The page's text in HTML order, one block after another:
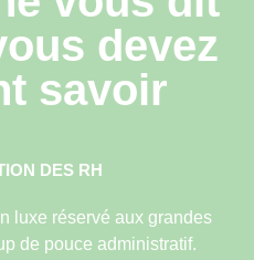
devez
savoir
DES RH
luxe réservé aux grandes
de pouce administratif.